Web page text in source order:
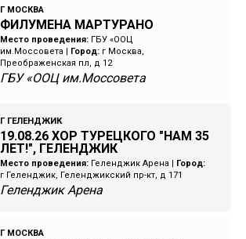
Г МОСКВА
ФИЛУМЕНА МАРТУРАНО
Место проведения: ГБУ «ООЦ
им.Моссовета | Город: г Москва,
Преображенская пл, д 12
ГБУ «ООЦ им.Моссовета
Г ГЕЛЕНДЖИК
19.08.26 ХОР ТУРЕЦКОГО "НАМ 35
ЛЕТ!", ГЕЛЕНДЖИК
Место проведения: Геленджик Арена | Город:
г Геленджик, Геленджикский пр-кт, д 171
Геленджик Арена
Г МОСКВА